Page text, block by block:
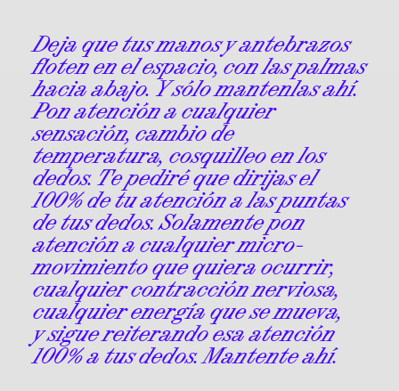
Deja que tus manos y antebrazos
floten en el espacio, con las palmas
hacia abajo. Y sólo mantenlas ahí.
Pon atención a cualquier
sensación, cambio de
temperatura, cosquilleo en los
dedos. Te pediré que dirijas el
100% de tu atención a las puntas
de tus dedos. Solamente pon
atención a cualquier micro-
movimiento que quiera ocurrir,
cualquier contracción nerviosa,
cualquier energía que se mueva,
y sigue reiterando esa atención
100% a tus dedos. Mantente ahí.